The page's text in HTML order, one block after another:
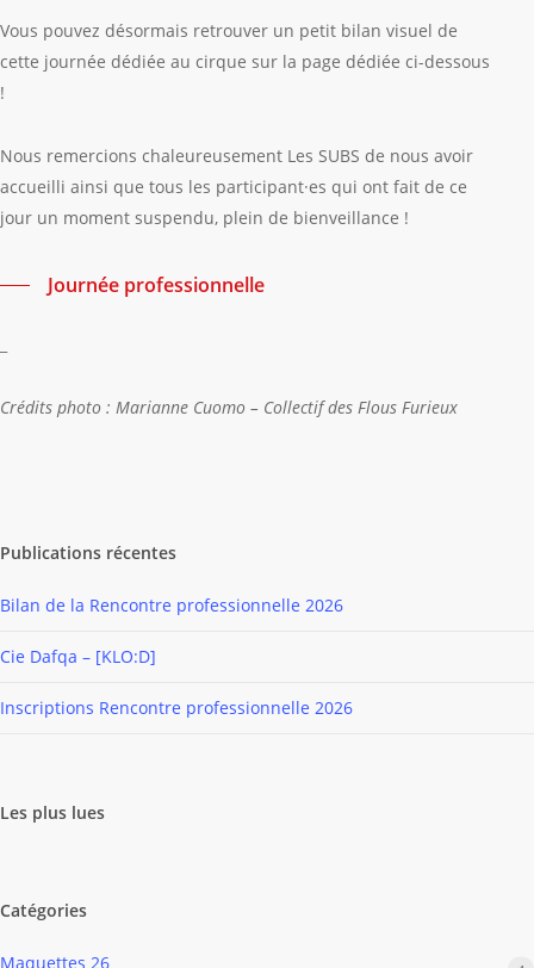
Vous pouvez désormais retrouver un petit bilan visuel de
cette journée dédiée au cirque sur la page dédiée ci-dessous
!
Nous remercions chaleureusement Les SUBS de nous avoir
accueilli ainsi que tous les participant·es qui ont fait de ce
jour un moment suspendu, plein de bienveillance !
Journée professionnelle
Crédits photo : Marianne Cuomo – Collectif des Flous Furieux
Publications récentes
Bilan de la Rencontre professionnelle 2026
Cie Dafqa – [KLO:D]
Inscriptions Rencontre professionnelle 2026
Les plus lues
Catégories
Maquettes 26